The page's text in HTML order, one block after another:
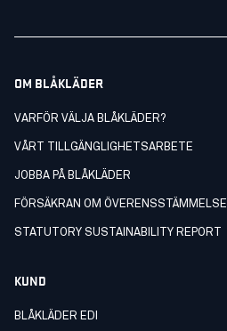
OM BLÅKLÄDER
VARFÖR VÄLJA BLÅKLÄDER?
VÅRT TILLGÄNGLIGHETSARBETE
JOBBA PÅ BLÅKLÄDER
FÖRSÄKRAN OM ÖVERENSSTÄMMELSE
STATUTORY SUSTAINABILITY REPORT
KUND
BLÅKLÄDER EDI